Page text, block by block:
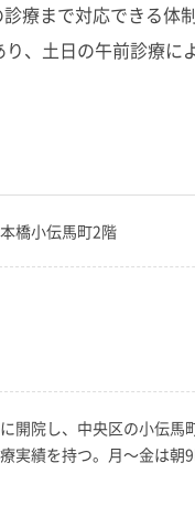
療まで対応できる
、土日の午前診療に
橋小伝馬町2階
院し、中央区の小伝
績を持つ。月～金は